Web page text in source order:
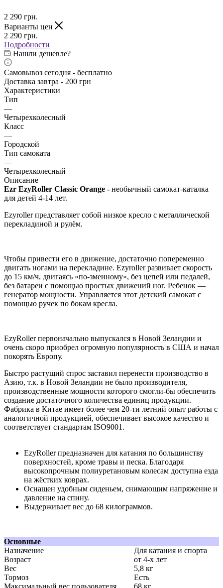
2 290 грн.
Варианты цен
2 290 грн.
Подробности
Нашли дешевле?
Самовывоз сегодня - бесплатно
Доставка завтра - 200 грн
Характеристики
Тип
—
Четырехколесный
Класс
—
Городской
Тип самоката
—
Четырехколесный
Описание
Ezr EzyRoller Classic Orange - необычный самокат-каталка
для детей 4-14 лет.
Ezyroller представляет собой низкое кресло с металлической
перекладиной и рулём.
Чтобы привести его в движение, достаточно попеременно
двигать ногами на перекладине. Ezyroller развивает скорость
до 15 км/ч, двигаясь «по-змеиному», без цепей или педалей,
без батареи с помощью простых движений ног. Ребенок —
генератор мощности. Управляется этот детский самокат с
помощью ручек по бокам кресла.
EzyRoller первоначально выпускался в Новой Зеландии и
очень скоро приобрел огромную популярность в США и начал
покорять Европу.
Быстро растущий спрос заставил перенести производство в
Азию, т.к. в Новой Зеландии не было производителя,
производственные мощности которого смогли-бы обеспечить
создание достаточного количества единиц продукции.
Фабрика в Китае имеет более чем 20-ти летний опыт работы с
аналогичной продукцией, обеспечивает высокое качество и
соответствует стандартам ISO9001.
EzyRoller предназначен для катания по большинству
поверхностей, кроме травы и песка. Благодаря
высокопрочным полиуретановым колесам доступна езда
на жёстких коврах.
Оснащен удобным сиденьем, снимающим напряжение и
давление на спину.
Выдерживает вес до 68 килограммов.
Основные
Назначение
Для катания и спорта
Возраст
от 4-х лет
Вес
5,8 кг
Тормоз
Есть
Максимальный вес пользователя
68 кг